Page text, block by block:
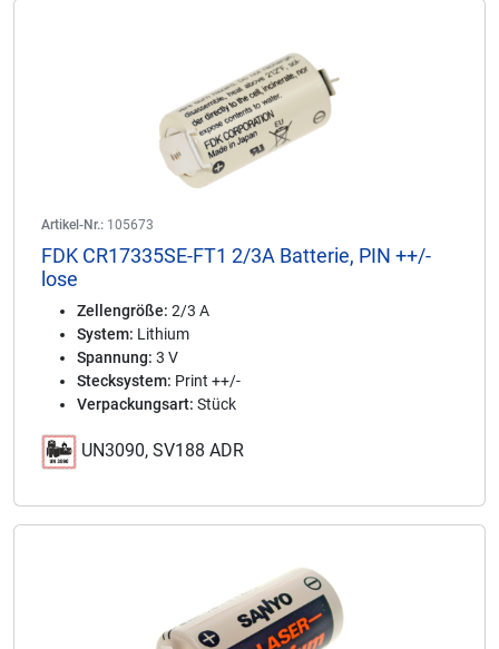
Artikel-Nr.: 105673
FDK CR17335SE-FT1 2/3A Batterie, PIN ++/-
lose
Zellengröße: 2/3 A
System: Lithium
Spannung: 3 V
Stecksystem: Print ++/-
Verpackungsart: Stück
UN3090, SV188 ADR